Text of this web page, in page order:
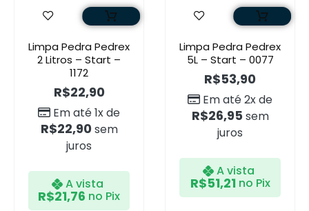
Limpa Pedra Pedrex
2 Litros – Start –
1172
R$22,90
Em até 1x de
R$22,90 sem
juros
A vista
R$21,76 no Pix
Limpa Pedra Pedrex
5L – Start – 0077
R$53,90
Em até 2x de
R$26,95 sem
juros
A vista
R$51,21 no Pix